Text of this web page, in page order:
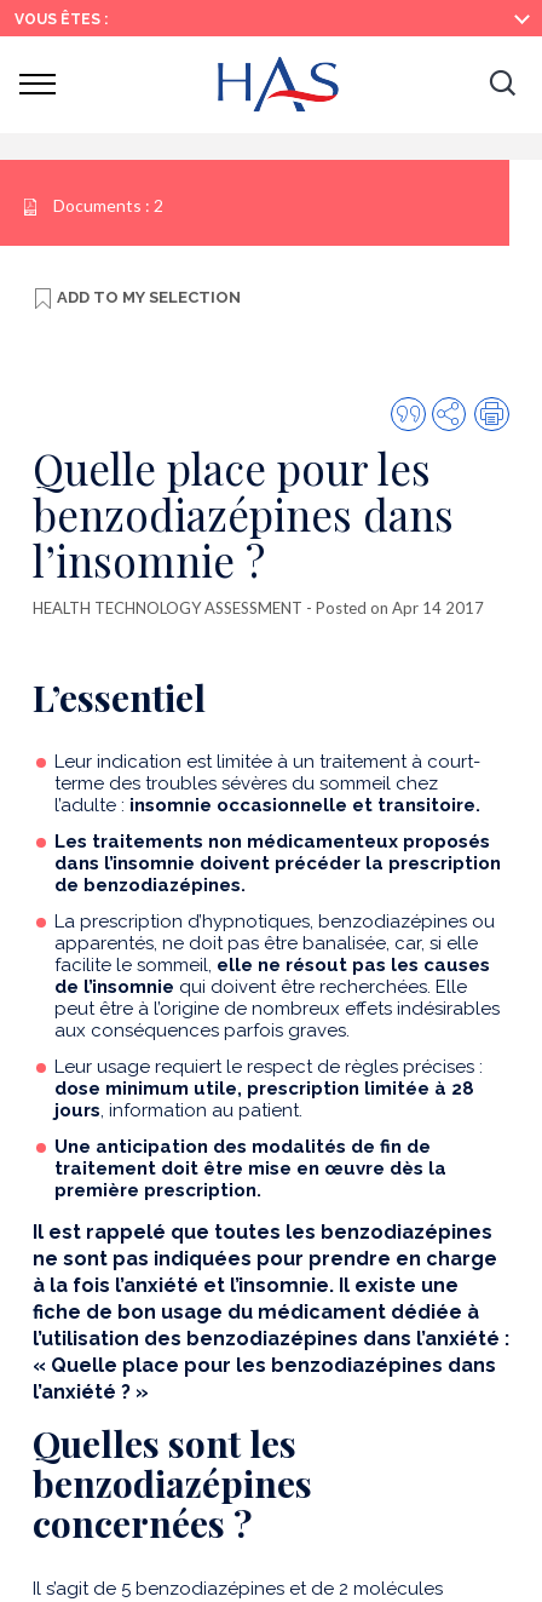
Search
Main
Menu
Main
Content
VOUS ÊTES :
Ouvrir
Documents : 2
ADD TO MY SELECTION
Quote
this
publication
Share
Quelle place pour les
benzodiazépines dans
l’insomnie ?
HEALTH TECHNOLOGY ASSESSMENT - Posted on Apr 14 2017
L’essentiel
Leur indication est limitée à un traitement à court-
terme des troubles sévères du sommeil chez
l’adulte : insomnie occasionnelle et transitoire.
Les traitements non médicamenteux proposés
dans l’insomnie doivent précéder la prescription
de benzodiazépines.
La prescription d’hypnotiques, benzodiazépines ou
apparentés, ne doit pas être banalisée, car, si elle
facilite le sommeil, elle ne résout pas les causes
de l’insomnie qui doivent être recherchées. Elle
peut être à l’origine de nombreux effets indésirables
aux conséquences parfois graves.
Leur usage requiert le respect de règles précises :
dose minimum utile, prescription limitée à 28
jours, information au patient.
Une anticipation des modalités de fin de
traitement doit être mise en œuvre dès la
première prescription.
Il est rappelé que toutes les benzodiazépines
ne sont pas indiquées pour prendre en charge
à la fois l’anxiété et l’insomnie. Il existe une
fiche de bon usage du médicament dédiée à
l’utilisation des benzodiazépines dans l’anxiété :
« Quelle place pour les benzodiazépines dans
l’anxiété ? »
Quelles sont les
benzodiazépines
concernées ?
Il s’agit de 5 benzodiazépines et de 2 molécules